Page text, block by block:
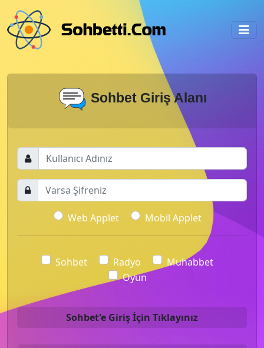
Sohbet Giriş Alanı
Web Applet Mobil Applet
Sohbet Radyo
Muhabbet
Oyun
Sohbet'e Giriş İçin Tıklayınız